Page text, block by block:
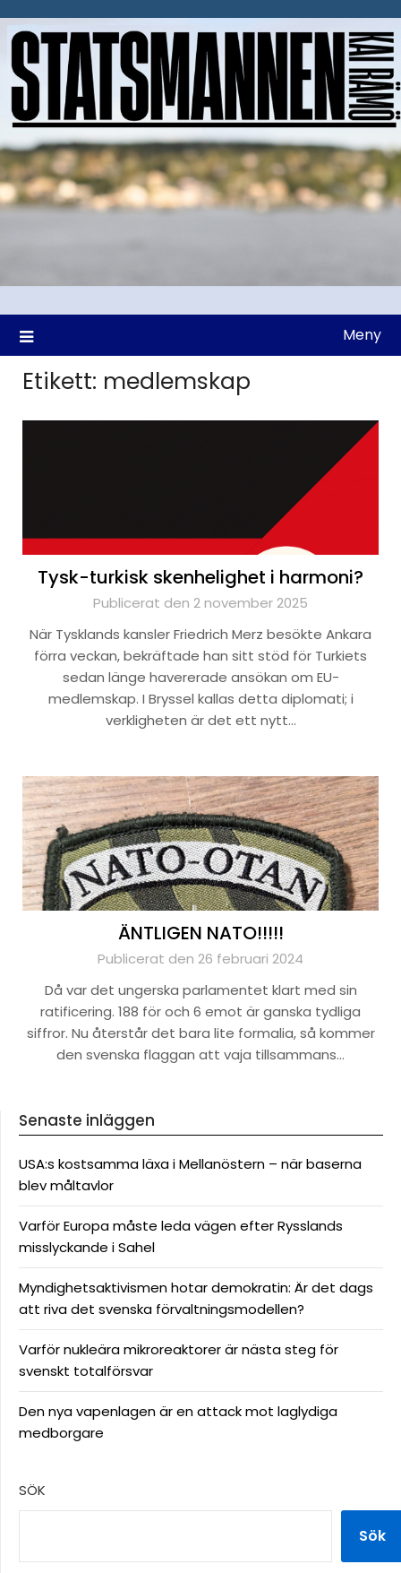
till
Meny
Etikett: medlemskap
Tysk-turkisk skenhelighet i harmoni?
Publicerat den 2 november 2025
När Tysklands kansler Friedrich Merz besökte Ankara
förra veckan, bekräftade han sitt stöd för Turkiets
sedan länge havererade ansökan om EU-
medlemskap. I Bryssel kallas detta diplomati; i
verkligheten är det ett nytt…
ÄNTLIGEN NATO!!!!!
Publicerat den 26 februari 2024
Då var det ungerska parlamentet klart med sin
ratificering. 188 för och 6 emot är ganska tydliga
siffror. Nu återstår det bara lite formalia, så kommer
den svenska flaggan att vaja tillsammans…
Senaste inläggen
USA:s kostsamma läxa i Mellanöstern – när baserna
blev måltavlor
Varför Europa måste leda vägen efter Rysslands
misslyckande i Sahel
Myndighetsaktivismen hotar demokratin: Är det dags
att riva det svenska förvaltningsmodellen?
Varför nukleära mikroreaktorer är nästa steg för
svenskt totalförsvar
Den nya vapenlagen är en attack mot laglydiga
medborgare
SÖK
Sök